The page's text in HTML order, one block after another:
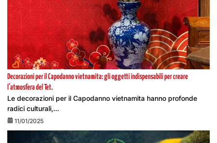
Decorazioni per il Capodanno vietnamita: gli oggetti indispensabili per creare
l’atmosfera del Tet.
Le decorazioni per il Capodanno vietnamita hanno profonde
radici culturali,...
11/01/2025